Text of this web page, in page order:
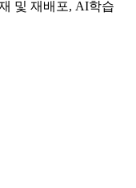
및 재배포, AI학습